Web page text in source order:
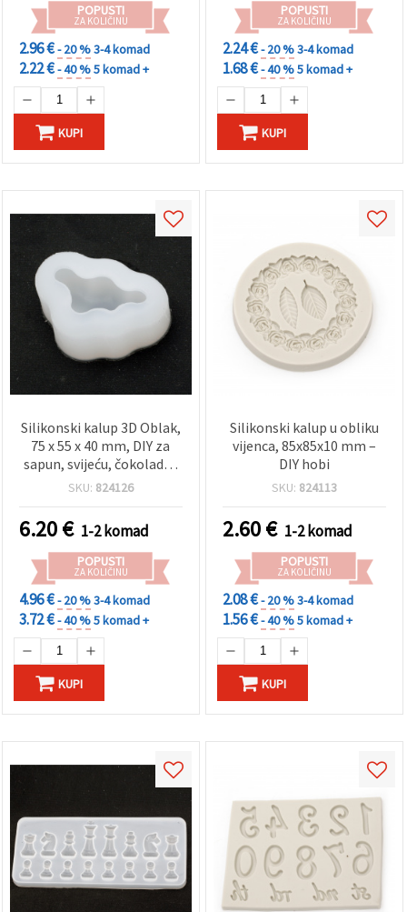
POPUSTI
ZA KOLIČINU
2.96 €- 20 %3-4 komad
2.22 €- 40 %5 komad +
KUPI
POPUSTI
ZA KOLIČINU
2.24 €- 20 %3-4 komad
1.68 €- 40 %5 komad +
KUPI
Silikonski kalup 3D Oblak,
75 x 55 x 40 mm, DIY za
sapun, svijeću, čokoladu i
epoksidnu smolu
SKU: 824126
6.20€ 1-2 komad
POPUSTI
ZA KOLIČINU
4.96 €- 20 %3-4 komad
3.72 €- 40 %5 komad +
KUPI
Silikonski kalup u obliku
vijenca, 85x85x10 mm –
DIY hobi
SKU: 824113
2.60€ 1-2 komad
POPUSTI
ZA KOLIČINU
2.08 €- 20 %3-4 komad
1.56 €- 40 %5 komad +
KUPI